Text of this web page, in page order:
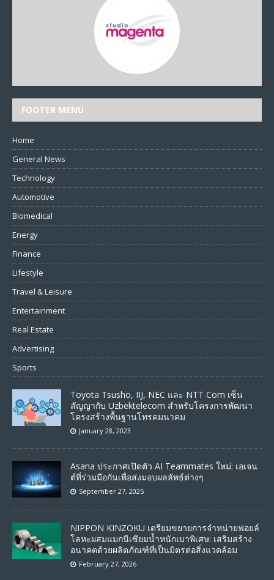
FOOTER MENU
Home
General News
Technology
Automotive
Biomedical
Energy
Finance
Lifestyle
Travel & Leisure
Entertainment
Real Estate
Advertising
Sports
Toyota Tsusho, IIJ, NEC และ NTT Com เซ็น
สัญญากับ Uzbektelecom สำหรับโครงการพัฒนา
โครงสร้างพื้นฐานโทรคมนาคม
January 28, 2023
Asana ประกาศเปิดตัว AI Teammates ใหม่: เอเจน
ต์ที่ร่วมมือกันเพื่อส่งมอบผลลัพธ์ต่างๆ
September 27, 2025
NIPPON KINZOKU เตรียมขยายการจำหน่ายฟอยล์
โลหะผสมแมกนีเซียมน้ำหนักเบาพิเศษ: เสริมสร้าง
อนาคตด้วยผลิตภัณฑ์ที่เป็นมิตรต่อสิ่งแวดล้อม
February 27, 2026